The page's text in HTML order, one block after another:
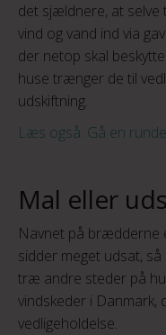
det sjældnere, at
vind og vand ind via
der netop skal
huse trænger de til
udskiftning.
Læs også: Gå en
Mal eller
Navnet på brædderne
sidder meget udsat,
træ andre steder på
vindskeder i Danmark,
vedligeholdelse.